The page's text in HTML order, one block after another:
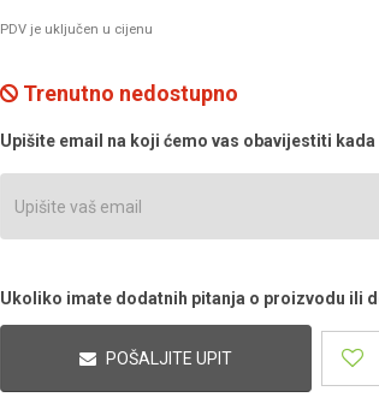
PDV je uključen u cijenu
Trenutno nedostupno
Upišite email na koji ćemo vas obavijestiti
Ukoliko imate dodatnih pitanja o proizvodu ili
POŠALJITE UPIT